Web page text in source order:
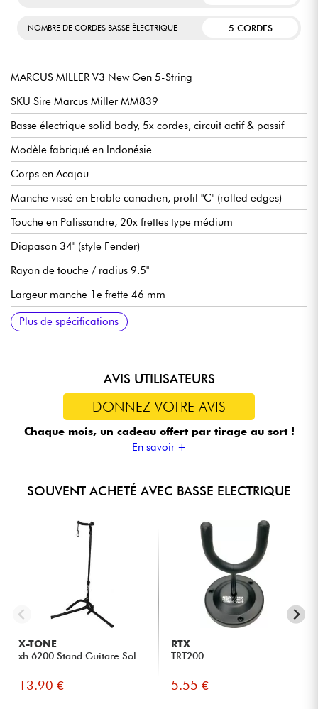
NOMBRE DE CORDES BASSE ÉLECTRIQUE 5 CORDES
MARCUS MILLER V3 New Gen 5-String
SKU Sire Marcus Miller MM839
Basse électrique solid body, 5x cordes, circuit actif & passif
Modèle fabriqué en Indonésie
Corps en Acajou
Manche vissé en Erable canadien, profil "C" (rolled edges)
Touche en Palissandre, 20x frettes type médium
Diapason 34" (style Fender)
Rayon de touche / radius 9.5"
Largeur manche 1e frette 46 mm
Micros Sire Standard J-Revolution Pickup set
Sire Standard 2-Band Preamp, débrayable active/passive (18v
via 2x piles 9v)
Volume
Tonalité
Balance micros
Aigus
Basse (push / pull pour modes actif ou passif)
Chevalet Sire Standard Bass Bridge with Body Thru Hole
Mécaniques Sire Standard Open Gear
Finition corps brillant
Finition manche satin
Plus de spécifications
AVIS UTILISATEURS
DONNEZ VOTRE AVIS
Chaque mois, un cadeau offert par tirage au sort !
En savoir +
SOUVENT ACHETÉ AVEC BASSE ELECTRIQUE
X-TONE
xh 6200 Stand Guitare Sol
13.90 €
RTX
TRT200
5.55 €